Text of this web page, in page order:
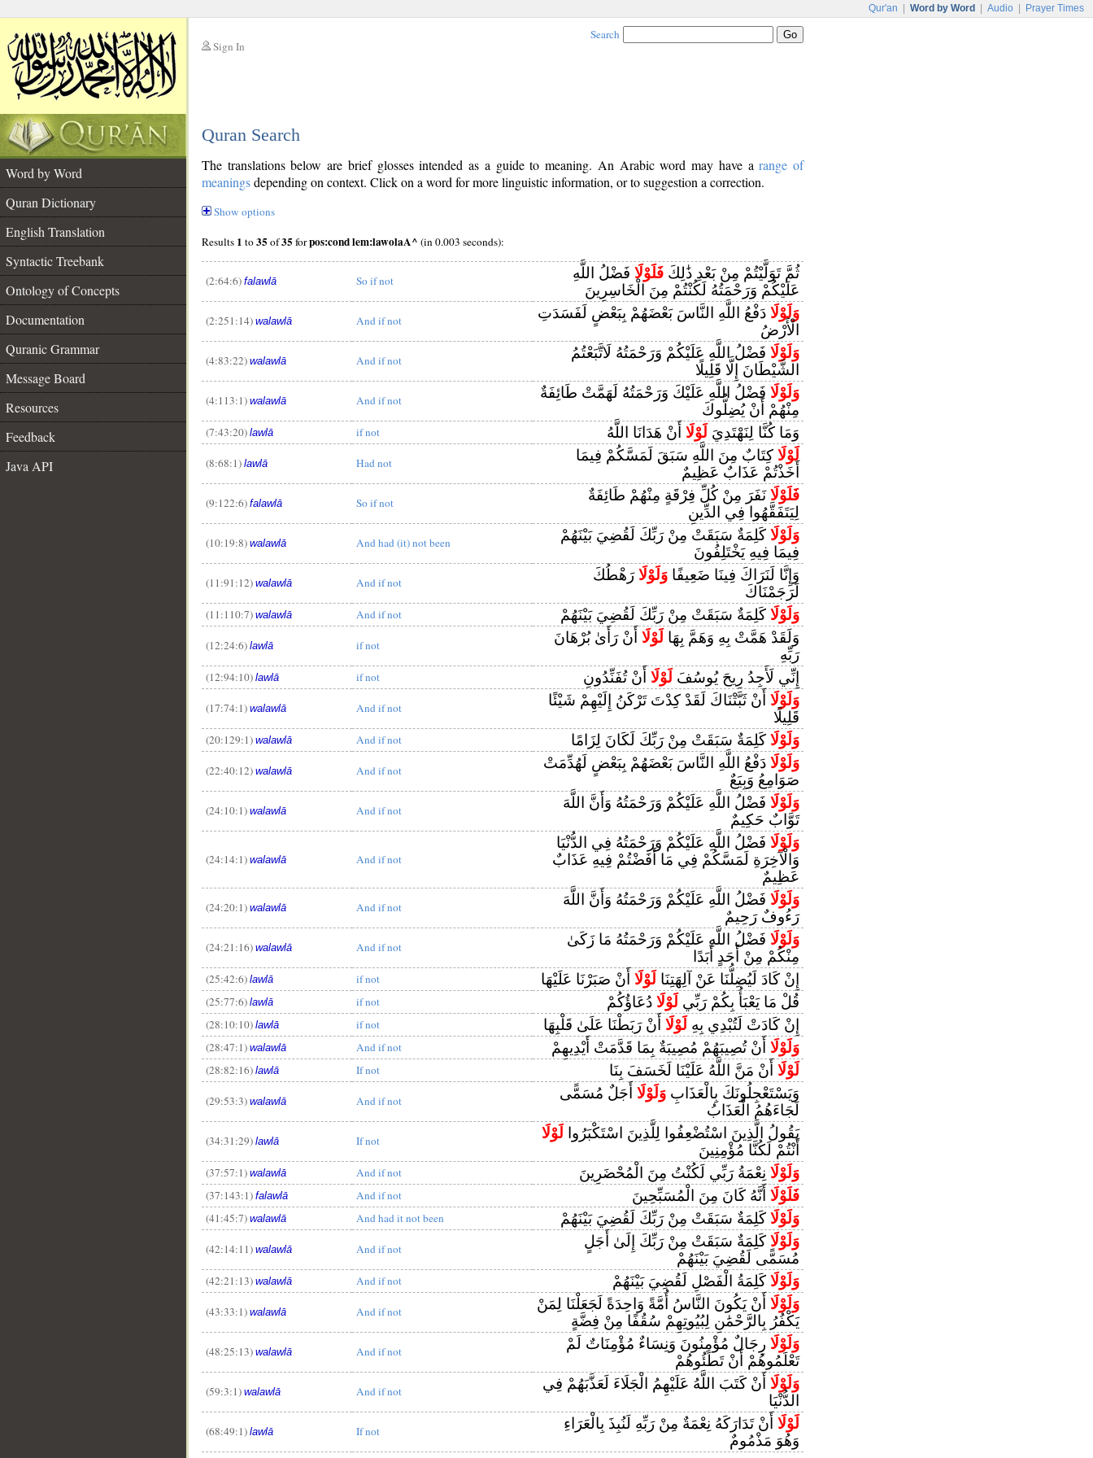
Qur'an Word by Word Audio Prayer Times
Sign In
Search
Quran Search
Word by Word
Quran Dictionary
English Translation
Syntactic Treebank
Ontology of Concepts
Documentation
Quranic Grammar
Message Board
Resources
Feedback
Java API
The translations below are brief glosses intended as a guide to meaning. An Arabic word may have arange of
meaningsdepending on context. Click on a word for more linguistic information, or to suggestion a correction.
Show options
Results 1 to35 of35 forpos:cond lem:lawolaA^ (in 0.003 seconds):
(2:64:6) falawlā So if not ثُمَّ تَوَلَّيْتُمْ مِنْ بَعْدِ ذَٰلِكَ فَلَوْلَا فَضْلُ اللَّهِ
عَلَيْكُمْ وَرَحْمَتُهُ لَكُنْتُمْ مِنَ الْخَاسِرِينَ
(2:251:14) walawlā And if not وَلَوْلَا دَفْعُ اللَّهِ النَّاسَ بَعْضَهُمْ بِبَعْضٍ لَفَسَدَتِ
الْأَرْضُ
(4:83:22) walawlā And if not وَلَوْلَا فَضْلُ اللَّهِ عَلَيْكُمْ وَرَحْمَتُهُ لَاتَّبَعْتُمُ
الشَّيْطَانَ إِلَّا قَلِيلًا
(4:113:1) walawlā And if not وَلَوْلَا فَضْلُ اللَّهِ عَلَيْكَ وَرَحْمَتُهُ لَهَمَّتْ طَائِفَةٌ
مِنْهُمْ أَنْ يُضِلُّوكَ
(7:43:20) lawlā if not وَمَا كُنَّا لِنَهْتَدِيَ لَوْلَا أَنْ هَدَانَا اللَّهُ
(8:68:1) lawlā Had not لَوْلَا كِتَابٌ مِنَ اللَّهِ سَبَقَ لَمَسَّكُمْ فِيمَا
أَخَذْتُمْ عَذَابٌ عَظِيمٌ
(9:122:6) falawlā So if not فَلَوْلَانَفَرَ مِنْ كُلِّ فِرْقَةٍ مِنْهُمْ طَائِفَةٌ
لِيَتَفَقَّهُوا فِي الدِّينِ
(10:19:8) walawlā And had (it) not been وَلَوْلَا كَلِمَةٌ سَبَقَتْ مِنْ رَبِّكَ لَقُضِيَ بَيْنَهُمْ
فِيمَا فِيهِ يَخْتَلِفُونَ
(11:91:12) walawlā And if not وَإِنَّا لَنَرَاكَ فِينَا ضَعِيفًا وَلَوْلَارَهْطُكَ
لَرَجَمْنَاكَ
(11:110:7) walawlā And if not وَلَوْلَا كَلِمَةٌ سَبَقَتْ مِنْ رَبِّكَ لَقُضِيَ بَيْنَهُمْ
(12:24:6) lawlā if not وَلَقَدْ هَمَّتْ بِهِ وَهَمَّ بِهَا لَوْلَا أَنْ رَأَىٰ بُرْهَانَ
رَبِّهِ
(12:94:10) lawlā if not إِنِّي لَأَجِدُ رِيحَ يُوسُفَ لَوْلَا أَنْ تُفَنِّدُونِ
(17:74:1) walawlā And if not وَلَوْلَا أَنْ ثَبَّتْنَاكَ لَقَدْ كِدْتَ تَرْكَنُ إِلَيْهِمْ شَيْئًا
قَلِيلًا
(20:129:1) walawlā And if not وَلَوْلَا كَلِمَةٌ سَبَقَتْ مِنْ رَبِّكَ لَكَانَ لِزَامًا
(22:40:12) walawlā And if not وَلَوْلَا دَفْعُ اللَّهِ النَّاسَ بَعْضَهُمْ بِبَعْضٍ لَهُدِّمَتْ
صَوَامِعُ وَبِيَعٌ
(24:10:1) walawlā And if not وَلَوْلَا فَضْلُ اللَّهِ عَلَيْكُمْ وَرَحْمَتُهُ وَأَنَّ اللَّهَ
تَوَّابٌ حَكِيمٌ
(24:14:1) walawlā And if not
وَلَوْلَا فَضْلُ اللَّهِ عَلَيْكُمْ وَرَحْمَتُهُ فِي الدُّنْيَا
وَالْآخِرَةِ لَمَسَّكُمْ فِي مَا أَفَضْتُمْ فِيهِ عَذَابٌ
عَظِيمٌ
(24:20:1) walawlā And if not وَلَوْلَا فَضْلُ اللَّهِ عَلَيْكُمْ وَرَحْمَتُهُ وَأَنَّ اللَّهَ
رَءُوفٌ رَحِيمٌ
(24:21:16) walawlā And if not وَلَوْلَا فَضْلُ اللَّهِ عَلَيْكُمْ وَرَحْمَتُهُ مَا زَكَىٰ
مِنْكُمْ مِنْ أَحَدٍ أَبَدًا
(25:42:6) lawlā if not إِنْ كَادَ لَيُضِلُّنَا عَنْ آلِهَتِنَا لَوْلَا أَنْ صَبَرْنَا عَلَيْهَا
(25:77:6) lawlā if not قُلْ مَا يَعْبَأُ بِكُمْ رَبِّي لَوْلَا دُعَاؤُكُمْ
(28:10:10) lawlā if not إِنْ كَادَتْ لَتُبْدِي بِهِ لَوْلَا أَنْ رَبَطْنَا عَلَىٰ قَلْبِهَا
(28:47:1) walawlā And if not وَلَوْلَا أَنْ تُصِيبَهُمْ مُصِيبَةٌ بِمَا قَدَّمَتْ أَيْدِيهِمْ
(28:82:16) lawlā If not لَوْلَا أَنْ مَنَّ اللَّهُ عَلَيْنَا لَخَسَفَ بِنَا
(29:53:3) walawlā And if not وَيَسْتَعْجِلُونَكَ بِالْعَذَابِ وَلَوْلَا أَجَلٌ مُسَمًّى
لَجَاءَهُمُ الْعَذَابُ
(34:31:29) lawlā If not يَقُولُ الَّذِينَ اسْتُضْعِفُوا لِلَّذِينَ اسْتَكْبَرُوا لَوْلَا
أَنْتُمْ لَكُنَّا مُؤْمِنِينَ
(37:57:1) walawlā And if not وَلَوْلَا نِعْمَةُ رَبِّي لَكُنْتُ مِنَ الْمُحْضَرِينَ
(37:143:1) falawlā And if not فَلَوْلَا أَنَّهُ كَانَ مِنَ الْمُسَبِّحِينَ
(41:45:7) walawlā And had it not been وَلَوْلَا كَلِمَةٌ سَبَقَتْ مِنْ رَبِّكَ لَقُضِيَ بَيْنَهُمْ
(42:14:11) walawlā And if not وَلَوْلَا كَلِمَةٌ سَبَقَتْ مِنْ رَبِّكَ إِلَىٰ أَجَلٍ
مُسَمًّى لَقُضِيَ بَيْنَهُمْ
(42:21:13) walawlā And if not وَلَوْلَا كَلِمَةُ الْفَصْلِ لَقُضِيَ بَيْنَهُمْ
(43:33:1) walawlā And if not وَلَوْلَا أَنْ يَكُونَ النَّاسُ أُمَّةً وَاحِدَةً لَجَعَلْنَا لِمَنْ
يَكْفُرُ بِالرَّحْمَٰنِ لِبُيُوتِهِمْ سُقُفًا مِنْ فِضَّةٍ
(48:25:13) walawlā And if not وَلَوْلَا رِجَالٌ مُؤْمِنُونَ وَنِسَاءٌ مُؤْمِنَاتٌ لَمْ
تَعْلَمُوهُمْ أَنْ تَطَئُوهُمْ
(59:3:1) walawlā And if not وَلَوْلَا أَنْ كَتَبَ اللَّهُ عَلَيْهِمُ الْجَلَاءَ لَعَذَّبَهُمْ فِي
الدُّنْيَا
(68:49:1) lawlā If not لَوْلَا أَنْ تَدَارَكَهُ نِعْمَةٌ مِنْ رَبِّهِ لَنُبِذَ بِالْعَرَاءِ
وَهُوَ مَذْمُومٌ